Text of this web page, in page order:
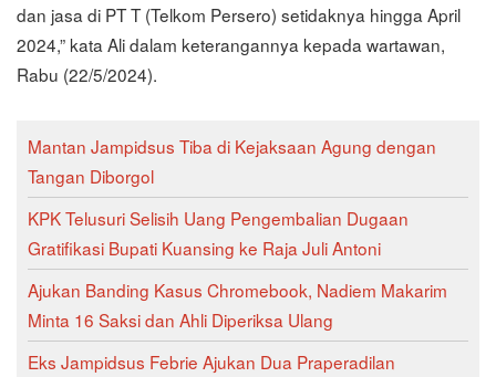
dan jasa di PT T (Telkom Persero) setidaknya hingga April
2024,” kata Ali dalam keterangannya kepada wartawan,
Rabu (22/5/2024).
Mantan Jampidsus Tiba di Kejaksaan Agung dengan
Tangan Diborgol
KPK Telusuri Selisih Uang Pengembalian Dugaan
Gratifikasi Bupati Kuansing ke Raja Juli Antoni
Ajukan Banding Kasus Chromebook, Nadiem Makarim
Minta 16 Saksi dan Ahli Diperiksa Ulang
Eks Jampidsus Febrie Ajukan Dua Praperadilan